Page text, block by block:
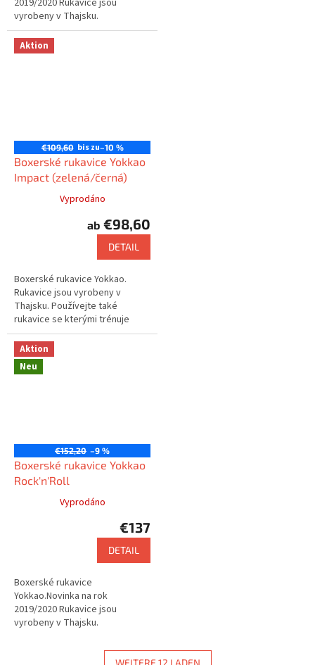
2019/2020 Rukavice jsou
vyrobeny v Thajsku.
Aktion
€109,60 bis zu–10 %
Boxerské rukavice Yokkao
Impact (zelená/černá)
Vyprodáno
ab €98,60
DETAIL
Boxerské rukavice Yokkao.
Rukavice jsou vyrobeny v
Thajsku. Používejte také
rukavice se kterými trénuje
např. Saenchai nebo Buakaw.
Aktion
Neu
€152,20 –9 %
Boxerské rukavice Yokkao
Rock'n'Roll
Vyprodáno
€137
DETAIL
Boxerské rukavice
Yokkao.Novinka na rok
2019/2020 Rukavice jsou
vyrobeny v Thajsku.
WEITERE 12 LADEN